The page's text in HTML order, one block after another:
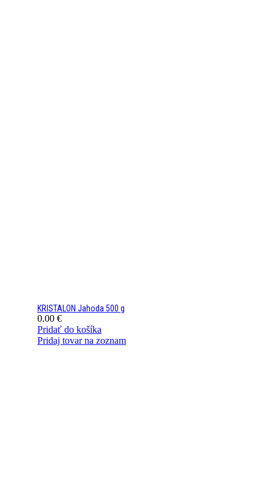
KRISTALON Jahoda 500 g
0.00 €
Pridať do košíka
Pridaj tovar na zoznam